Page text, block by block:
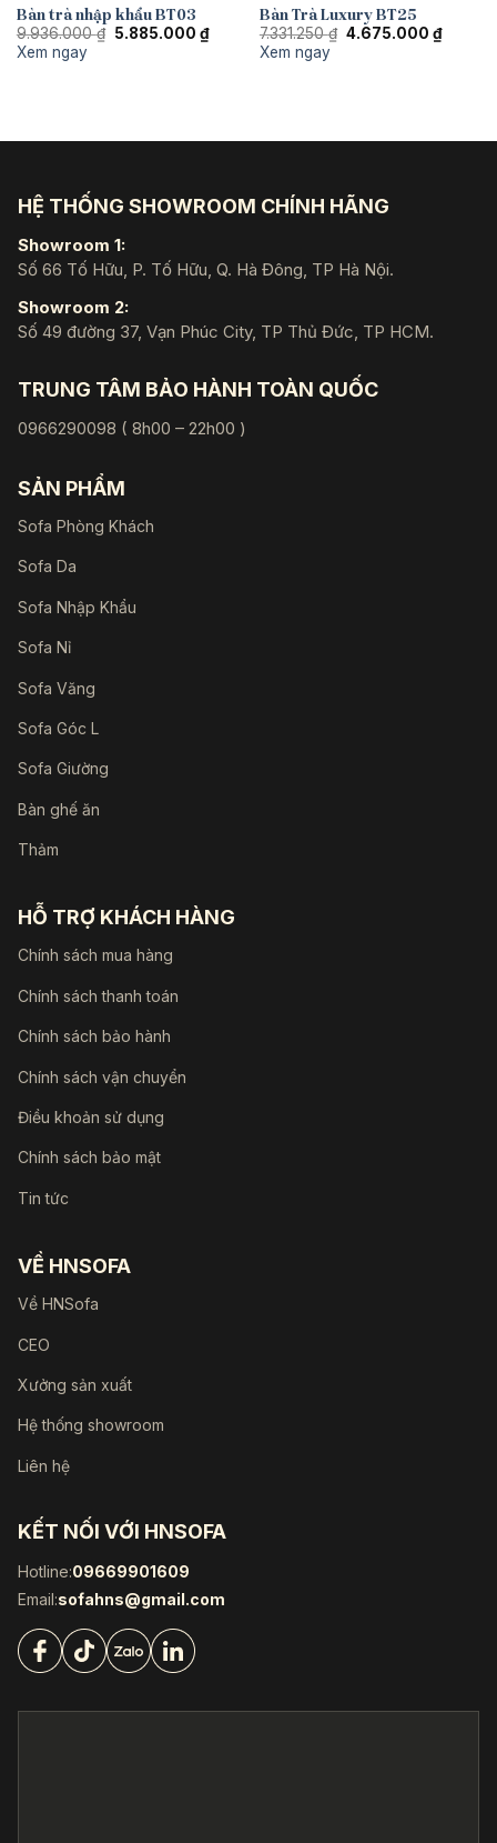
Bàn trà nhập khẩu BT03
9.936.000₫ Giá
5.885.000 ₫Giá
hiện
Xem ngay
Bàn Trà Luxury BT25
7.331.250₫ Giá
4.675.000 ₫Giá
hiện
Xem ngay
HỆ THỐNG SHOWROOM CHÍNH HÃNG
Showroom 1:
Số 66 Tố Hữu, P. Tố Hữu, Q. Hà Đông, TP Hà Nội.
Showroom 2:
Số 49 đường 37, Vạn Phúc City, TP Thủ Đức, TP HCM.
TRUNG TÂM BẢO HÀNH TOÀN QUỐC
0966290098 ( 8h00 – 22h00 )
SẢN PHẨM
Sofa Phòng Khách
Sofa Da
Sofa Nhập Khẩu
Sofa Nỉ
Sofa Văng
Sofa Góc L
Sofa Giường
Bàn ghế ăn
Thảm
HỖ TRỢ KHÁCH HÀNG
Chính sách mua hàng
Chính sách thanh toán
Chính sách bảo hành
Chính sách vận chuyển
Điều khoản sử dụng
Chính sách bảo mật
Tin tức
VỀ HNSOFA
Về HNSofa
CEO
Xưởng sản xuất
Hệ thống showroom
Liên hệ
KẾT NỐI VỚI HNSOFA
Hotline:09669901609
Email:sofahns@gmail.com